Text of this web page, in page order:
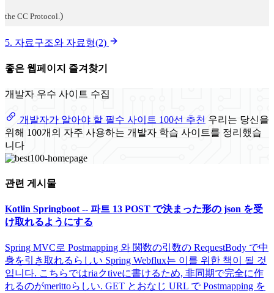
the CC Protocol. )
5. 자료구조와 자료형(2)
좋은 웹페이지 즐겨찾기
개발자 우수 사이트 수집
개발자가 알아야 할 필수 사이트 100선 추천 우리는 당신을
위해 100개의 자주 사용하는 개발자 학습 사이트를 정리했습
니다
관련 게시물
Kotlin Springboot -- 파트 13 POST で決まった形の json を受
け取れるようにする
Spring MVC로 Postmapping 와 関数の引数の RequestBody で中
身を引き取れるらしい Spring Webflux는 이를 위한 책이 될 것
입니다. こちらではriaクtiveに書けるため, 非同期で完全に作
れるのがmerittoらしい. GET とおなじ URL で Postmapping を